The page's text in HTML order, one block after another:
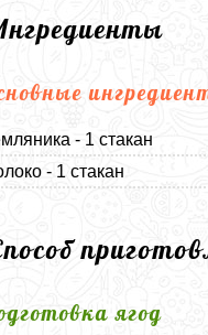
- 1 стакан
- 1 стакан
ягод